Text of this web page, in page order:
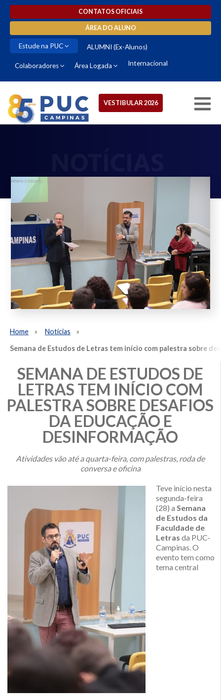
CONTATOS OFICIAIS
ÁREA DO ALUNO
Estude na PUC ALUMNI (Ex-Alunos)
Colaboradores Área Logada Internacional
VESTIBULAR 2026
Home
Notícias
Semana de Estudos de Letras tem início com palestra sobre
SEMANA DE ESTUDOS DE
LETRAS TEM INÍCIO COM
PALESTRA SOBRE DESAFIOS
DA EDUCAÇÃO E
DESINFORMAÇÃO
Atividades vão até a quarta-feira, com palestras, roda de
conversa e oficina
Teve início nesta
segunda-feira
(28) a Semana
de Estudos da
Faculdade de
Letras da PUC-
Campinas. O
evento tem como
tema central